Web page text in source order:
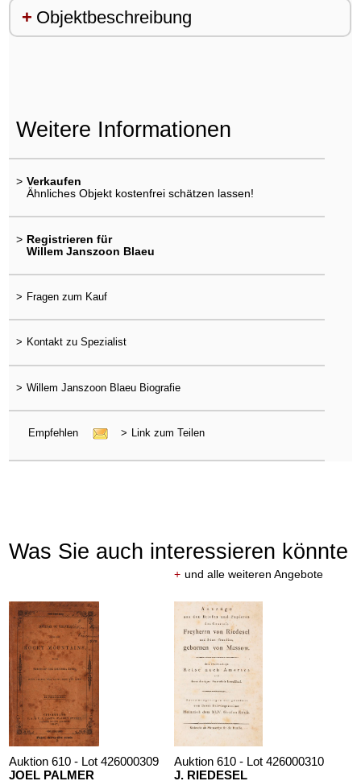
Objektbeschreibung
Weitere Informationen
> Verkaufen
Ähnliches Objekt kostenfrei schätzen lassen!
> Registrieren für
Willem Janszoon Blaeu
> Fragen zum Kauf
> Kontakt zu Spezialist
> Willem Janszoon Blaeu Biografie
Empfehlen > Link zum Teilen
Was Sie auch interessieren könnte
+ und alle weiteren Angebote
Auktion 610 - Lot 426000309
JOEL PALMER
Auktion 610 - Lot 426000310
J. RIEDESEL